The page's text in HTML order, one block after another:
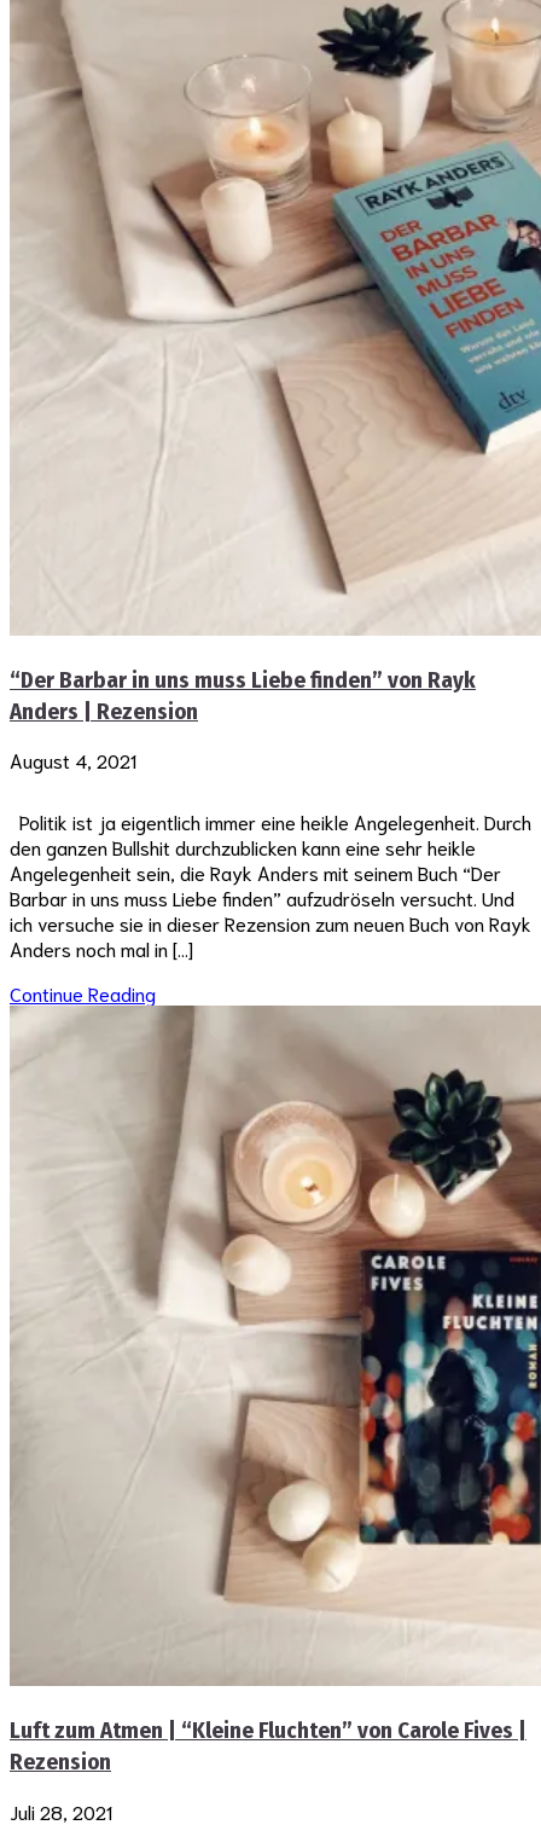
“Der Barbar in uns muss Liebe finden” von Rayk
Anders | Rezension
August 4, 2021
Politik ist ja eigentlich immer eine heikle Angelegenheit. Durch
den ganzen Bullshit durchzublicken kann eine sehr heikle
Angelegenheit sein, die Rayk Anders mit seinem Buch “Der
Barbar in uns muss Liebe finden” aufzudröseln versucht. Und
ich versuche sie in dieser Rezension zum neuen Buch von Rayk
Anders noch mal in […]
Continue Reading
Luft zum Atmen | “Kleine Fluchten” von Carole Fives |
Rezension
Juli 28, 2021